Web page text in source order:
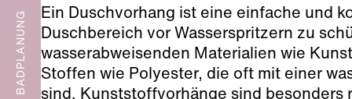
BADPLANUNG
Ein Duschvorhang ist eine einfache und
Duschbereich vor Wasserspritzern zu
wasserabweisenden Materialien wie
Stoffen wie Polyester, die oft mit einer
sind. Kunststoffvorhänge sind